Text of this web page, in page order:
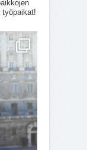
työpaikat!